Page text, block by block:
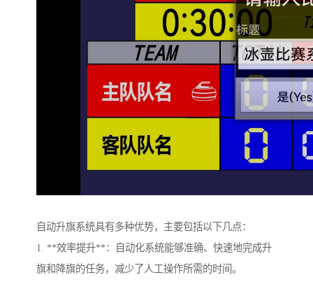
自动升旗系统具有多种优势，主要包括以下几点：
1. **效率提升**：自动化系统能够准确、快速地完成升
旗和降旗的任务，减少了人工操作所需的时间。